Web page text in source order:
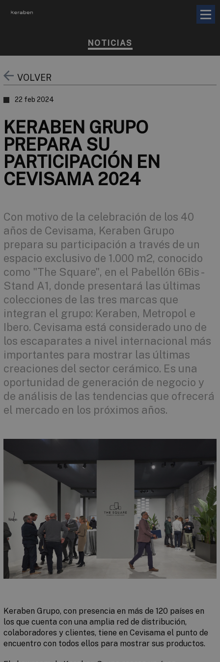
NOTICIAS
VOLVER
22 feb 2024
KERABEN GRUPO
PREPARA SU
PARTICIPACIÓN EN
CEVISAMA 2024
Con motivo de la celebración de los 40
años de Cevisama, Keraben Grupo
prepara su participación a través de un
espacio exclusivo de 1.000 m2, conocido
como "The Square", en el Pabellón 6Bis -
Stand A1, donde presentará las últimas
colecciones de las tres marcas que
integran el grupo: Keraben, Metropol e
Ibero. Cevisama está considerado uno de
los escaparates a nivel internacional más
importantes para mostrar las últimas
creaciones del sector cerámico. Es una
oportunidad de generación de negocio y
de análisis de las tendencias que ofrecerá
el mercado en los próximos años.
Keraben Grupo, con presencia en más de 120 países en
los que cuenta con una amplia red de distribución,
colaboradores y clientes, tiene en Cevisama el punto de
encuentro con todos ellos para mostrar sus productos.